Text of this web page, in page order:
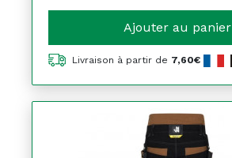
Ajouter au panier
Livraison à partir de 7,60€